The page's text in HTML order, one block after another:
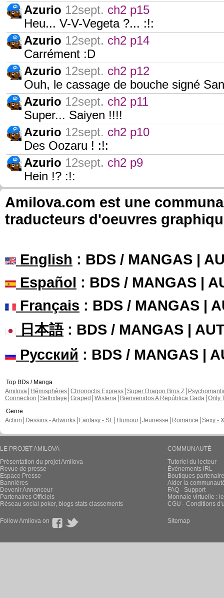
Azurio 12sept. ch2 p15
Heu... V-V-Vegeta ?... :!:
Azurio 12sept. ch2 p14
Carrément :D
Azurio 12sept. ch2 p12
Ouh, le cassage de bouche signé
Azurio 12sept. ch2 p11
Super... Saiyen !!!!
Azurio 12sept. ch2 p10
Des Oozaru ! :!:
Azurio 12sept. ch2 p9
Hein !? :!:
Amilova.com est une
traducteurs d'oeuvres
English : BDS / MANGAS |
Español : BDS / MANGAS |
Français : BDS / MANGAS |
日本語: BDS / MANGAS |
Русский : BDS / MANGAS |
Top BDs / Manga
Amilova
Hémisphères Chronoctis Express Super Dragon Bros Z
Connection Sethxfaye Graped Wisteria Bienvenidos A República Gada Only
Genre
Action
Dessins - Artworks Fantasy - SF Humour Jeunesse Romance Sexy -
LE PROJET AMILOVA
Présentation du projet Amilova
Revue de presse
Espace Presse
Bannières
Devenir Annonceur
Partenaires Officiels
Réseau social poker, blogs stats classements
COMMUNAUTÉ
Tutoriel du lecteur
Évènements IRL
Boutiques
Aider la
FAQ - Support
Monnaie virtuelle :
CGU - Conditions
Follow Amilova on Sitemap